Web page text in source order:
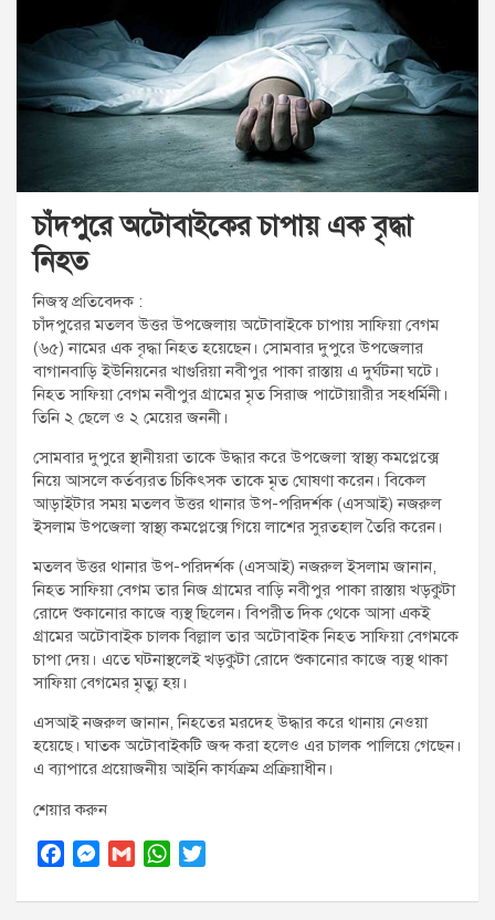
:
চাঁদপুরে অটোবাইকের চাপায় এক বৃদ্ধা
নিহত
নিজস্ব প্রতিবেদক :
চাঁদপুরের মতলব উত্তর উপজেলায় অটোবাইকে চাপায় সাফিয়া বেগম
(৬৫) নামের এক বৃদ্ধা নিহত হয়েছেন। সোমবার দুপুরে উপজেলার
বাগানবাড়ি ইউনিয়নের খাগুরিয়া নবীপুর পাকা রাস্তায় এ দুর্ঘটনা ঘটে।
নিহত সাফিয়া বেগম নবীপুর গ্রামের মৃত সিরাজ পাটোয়ারীর সহধর্মিনী।
তিনি ২ ছেলে ও ২ মেয়ের জননী।
সোমবার দুপুরে স্থানীয়রা তাকে উদ্ধার করে উপজেলা স্বাস্থ্য কমপ্লেক্সে
নিয়ে আসলে কর্তব্যরত চিকিৎসক তাকে মৃত ঘোষণা করেন। বিকেল
আড়াইটার সময় মতলব উত্তর থানার উপ-পরিদর্শক (এসআই) নজরুল
ইসলাম উপজেলা স্বাস্থ্য কমপ্লেক্সে গিয়ে লাশের সুরতহাল তৈরি করেন।
মতলব উত্তর থানার উপ-পরিদর্শক (এসআই) নজরুল ইসলাম জানান,
নিহত সাফিয়া বেগম তার নিজ গ্রামের বাড়ি নবীপুর পাকা রাস্তায় খড়কুটা
রোদে শুকানোর কাজে ব্যস্থ ছিলেন। বিপরীত দিক থেকে আসা একই
গ্রামের অটোবাইক চালক বিল্লাল তার অটোবাইক নিহত সাফিয়া বেগমকে
চাপা দেয়। এতে ঘটনাস্থলেই খড়কুটা রোদে শুকানোর কাজে ব্যস্থ থাকা
সাফিয়া বেগমের মৃত্যু হয়।
এসআই নজরুল জানান, নিহতের মরদেহ উদ্ধার করে থানায় নেওয়া
হয়েছে। ঘাতক অটোবাইকটি জব্দ করা হলেও এর চালক পালিয়ে গেছেন।
এ ব্যাপারে প্রয়োজনীয় আইনি কার্যক্রম প্রক্রিয়াধীন।
শেয়ার করুন
a
e
m
h
w